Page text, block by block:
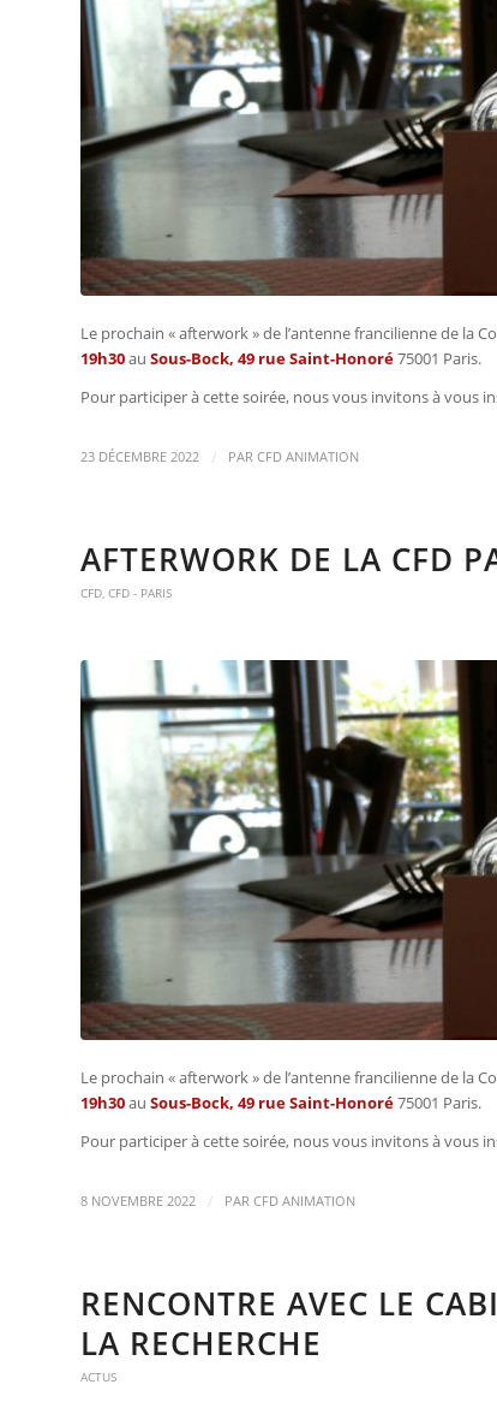
Le prochain « afterwork » de l’antenne francilienne de la
19h30au Sous-Bock, 49 rue Saint-Honoré75001 Paris.
Pour participer à cette soirée, nous vous invitons à vous
23 DÉCEMBRE 2022 / PAR CFD ANIMATION
AFTERWORK DE LA CFD
CFD CFD - PARIS
Le prochain « afterwork » de l’antenne francilienne de la
19h30au Sous-Bock, 49 rue Saint-Honoré75001 Paris.
Pour participer à cette soirée, nous vous invitons à vous
8 NOVEMBRE 2022 / PAR CFD ANIMATION
RENCONTRE AVEC LE
LA RECHERCHE
ACTUS